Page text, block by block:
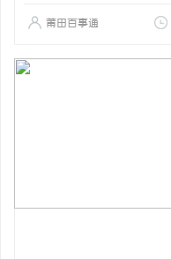
莆田百事通